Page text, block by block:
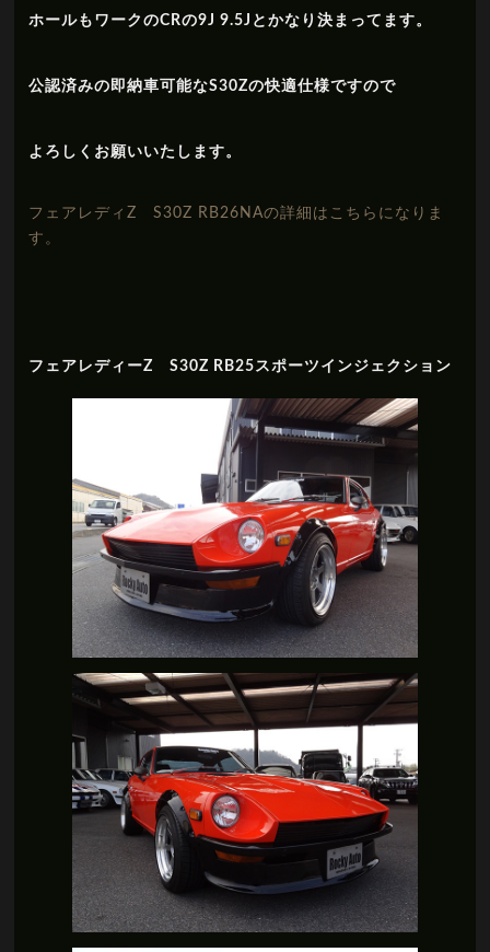
ホールもワークのCRの9J 9.5Jとかなり決まってます。
公認済みの即納車可能なS30Zの快適仕様ですので
よろしくお願いいたします。
フェアレディZ S30Z RB26NAの詳細はこちらになりま
す。
フェアレディーZ S30Z RB25スポーツインジェクション